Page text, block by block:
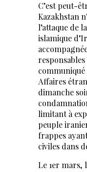
C’est peut-
Kazakhstan
l’attaque de
islamique
Affaires
dimanche
limitant à
peuple
frappes
civiles dans
Le 1er mars,